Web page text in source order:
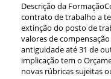
Descrição da
contrato de trabalho a
extinção do posto de
valores de
antiguidade até 31 de
implicação tem o
novas rúbricas sujeitas